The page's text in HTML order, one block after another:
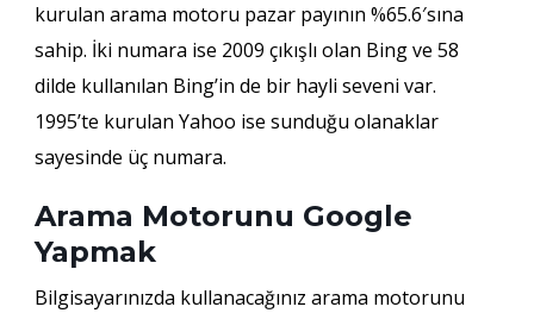
kurulan arama motoru pazar payının %65.6′sına
sahip. İki numara ise 2009 çıkışlı olan Bing ve 58
dilde kullanılan Bing’in de bir hayli seveni var.
1995’te kurulan Yahoo ise sunduğu olanaklar
sayesinde üç numara.
Arama Motorunu Google
Yapmak
Bilgisayarınızda kullanacağınız arama motorunu